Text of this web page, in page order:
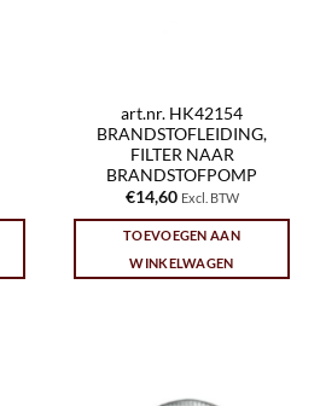
art.nr. HK42154
BRANDSTOFLEIDING,
FILTER NAAR
BRANDSTOFPOMP
€14,60 Excl. BTW
TOEVOEGEN AAN
WINKELWAGEN